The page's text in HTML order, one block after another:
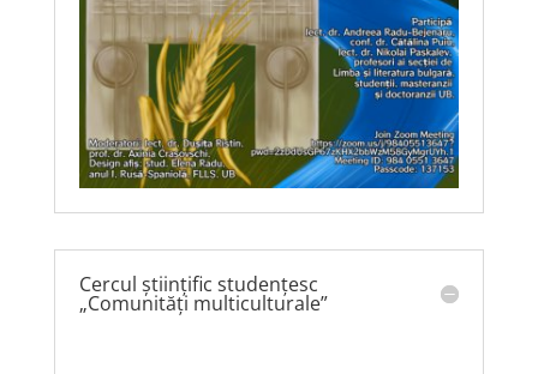
Cercul științific studențesc
„Comunități multiculturale”